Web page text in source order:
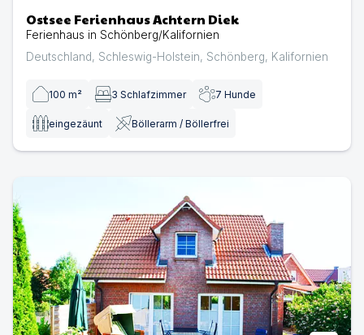
Ostsee Ferienhaus Achtern Diek
Ferienhaus in Schönberg/Kalifornien
Deutschland, Schleswig-Holstein, Schönberg, Kalifornien
100 m² 3 Schlafzimmer 7 Hunde
eingezäunt Böllerarm / Böllerfrei